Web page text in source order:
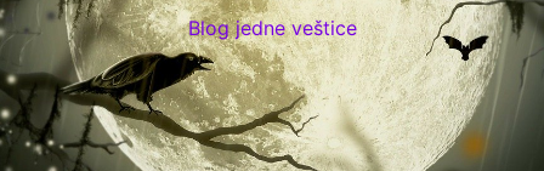
Blog jedne veštice